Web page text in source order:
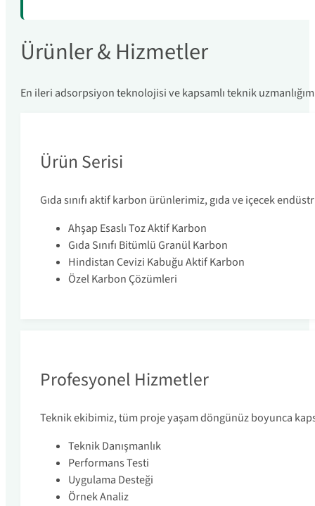
Ürünler & Hizmetler
En ileri adsorpsiyon teknolojisi ve kapsamlı teknik
Ürün Serisi
Gıda sınıfı aktif karbon ürünlerimiz, gıda ve içecek
Ahşap Esaslı Toz Aktif Karbon
Gıda Sınıfı Bitümlü Granül Karbon
Hindistan Cevizi Kabuğu Aktif Karbon
Özel Karbon Çözümleri
Profesyonel Hizmetler
Teknik ekibimiz, tüm proje yaşam döngünüz boyunca
Teknik Danışmanlık
Performans Testi
Uygulama Desteği
Örnek Analiz